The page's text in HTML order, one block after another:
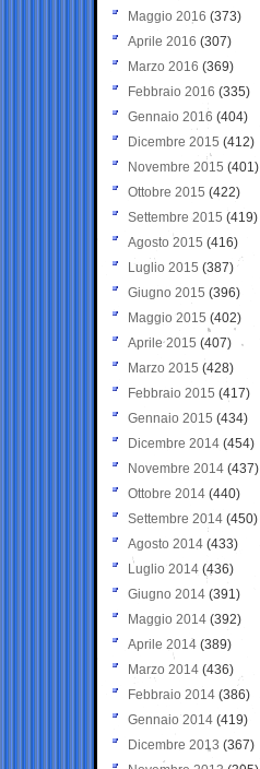
Maggio 2016 (373)
Aprile 2016 (307)
Marzo 2016 (369)
Febbraio 2016 (335)
Gennaio 2016 (404)
Dicembre 2015 (412)
Novembre 2015 (401)
Ottobre 2015 (422)
Settembre 2015 (419)
Agosto 2015 (416)
Luglio 2015 (387)
Giugno 2015 (396)
Maggio 2015 (402)
Aprile 2015 (407)
Marzo 2015 (428)
Febbraio 2015 (417)
Gennaio 2015 (434)
Dicembre 2014 (454)
Novembre 2014 (437)
Ottobre 2014 (440)
Settembre 2014 (450)
Agosto 2014 (433)
Luglio 2014 (436)
Giugno 2014 (391)
Maggio 2014 (392)
Aprile 2014 (389)
Marzo 2014 (436)
Febbraio 2014 (386)
Gennaio 2014 (419)
Dicembre 2013 (367)